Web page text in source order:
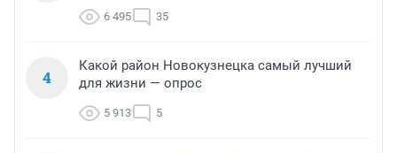
6 495 35
4
Какой район Новокузнецка самый лучший
для жизни — опрос
5 913 5